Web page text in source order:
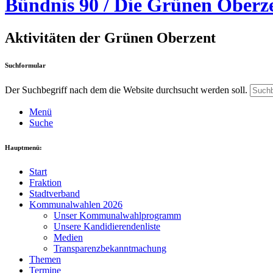
Bündnis 90 / Die Grünen
Aktivitäten der Grünen Oberzent
Suchformular
Der Suchbegriff nach dem die Website durchsucht werden soll.
Menü
Suche
Hauptmenü:
Start
Fraktion
Stadtverband
Kommunalwahlen 2026
Unser Kommunalwahlprogramm
Unsere Kandidierendenliste
Medien
Transparenzbekanntmachung
Themen
Termine